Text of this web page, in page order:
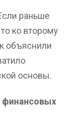
раньше
ко второму
объяснили
основы.